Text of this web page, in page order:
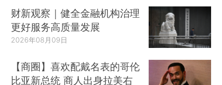
财新观察｜健全金融机构治理
更好服务高质量发展
2026年08月09日
【商圈】喜欢配戴名表的哥伦
比亚新总统 商人出身拉美右